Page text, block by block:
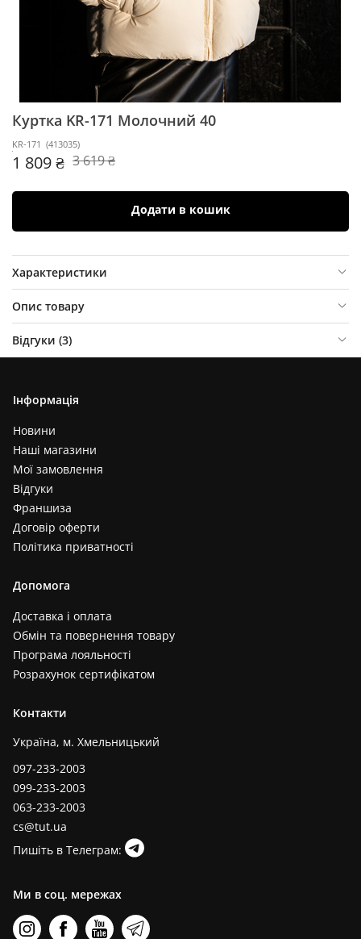
Куртка KR-171 Молочний 40
KR-171 (413035)
1 809 ₴ 3 619 ₴
Додати в кошик
Характеристики
Опис товару
Відгуки (3)
Інформація
Новини
Наші магазини
Мої замовлення
Відгуки
Франшиза
Договір оферти
Політика приватності
Допомога
Доставка і оплата
Обмін та повернення товару
Програма лояльності
Розрахунок сертифікатом
Контакти
Україна, м. Хмельницький
097-233-2003
099-233-2003
063-233-2003
cs@tut.ua
Пишіть в Телеграм:
Ми в соц. мережах